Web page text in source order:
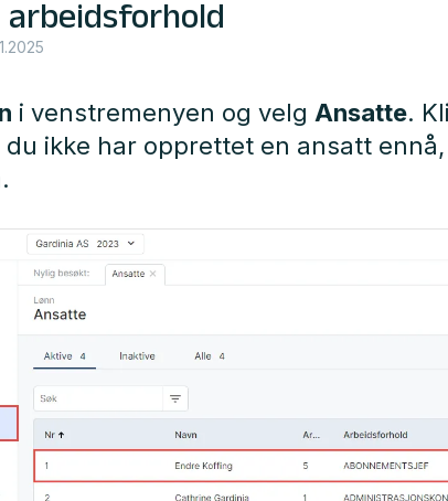
i venstremenyen og velg Ansatte.
du ikke har opprettet en ansatt